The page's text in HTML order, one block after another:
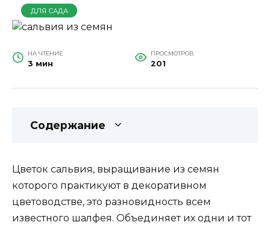
ДЛЯ САДА
НА ЧТЕНИЕ
3 мин
ПРОСМОТРОВ
201
Содержание
Цветок сальвия, выращивание из семян
которого практикуют в декоративном
цветоводстве, это разновидность всем
известного шалфея. Объединяет их одни и тот